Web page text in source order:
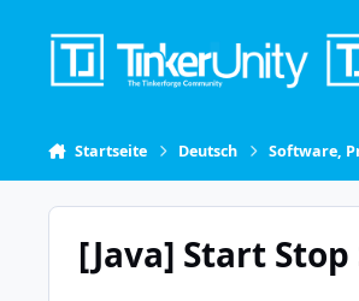
Startseite Deutsch Software,
[Java] Start Stop